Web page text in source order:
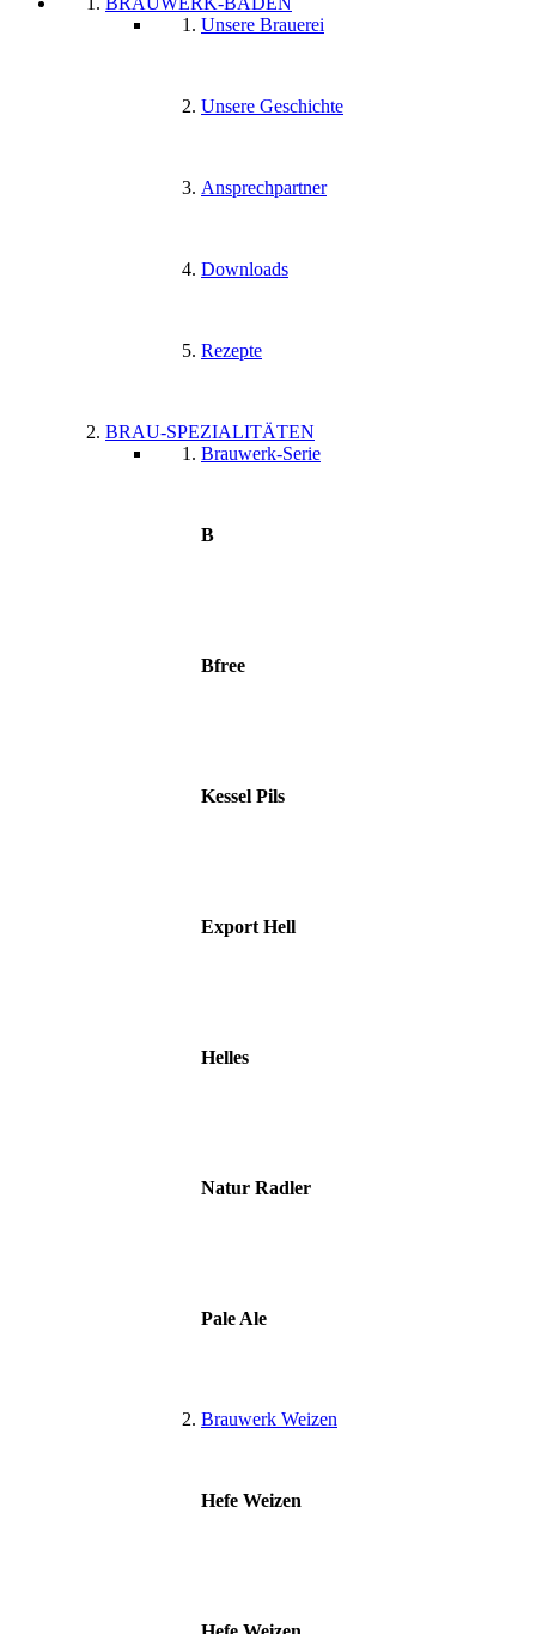
Unsere Brauerei
Unsere Geschichte
Ansprechpartner
Downloads
Rezepte
BRAU-SPEZIALITÄTEN
Brauwerk-Serie
B
Bfree
Kessel Pils
Export Hell
Helles
Natur Radler
Pale Ale
Brauwerk Weizen
Hefe Weizen